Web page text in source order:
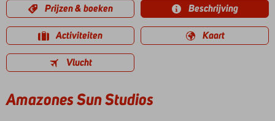
Prijzen & boeken Beschrijving
Activiteiten Kaart
Vlucht
Amazones Sun Studios